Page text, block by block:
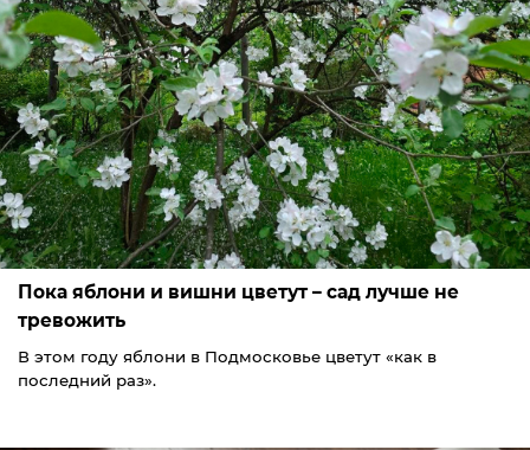
Пока яблони и вишни цветут – сад лучше не
тревожить
В этом году яблони в Подмосковье цветут «как в
последний раз».